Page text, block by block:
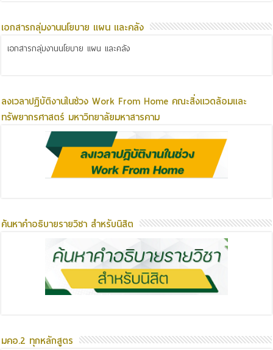
เอกสารกลุ่มงานนโยบาย แผน และคลัง
เอกสารกลุ่มงานนโยบาย แผน และคลัง
ลงเวลาปฏิบัติงานในช่วง Work From Home คณะสิ่งแวดล้อมและ
ทรัพยากรศาสตร์ มหาวิทยาลัยมหาสารคาม
ค้นหาคำอธิบายรายวิชา สำหรับนิสิต
มคอ.2 ทุกหลักสูตร